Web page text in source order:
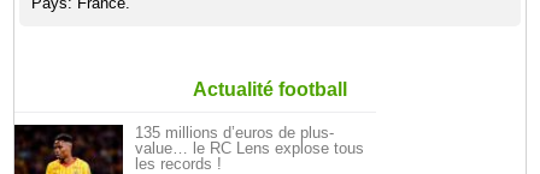
Actualité football
135 millions d’euros de plus-
value… le RC Lens explose tous
les records !